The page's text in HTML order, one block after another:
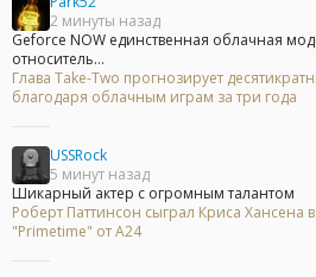
2 минуты назад
Geforce NOW единственная облачная
относитель...
Глава Take-Two прогнозирует
благодаря облачным играм за три года
USSRock
5 минут назад
Шикарный актер с огромным талантом
Роберт Паттинсон сыграл Криса Хансена
"Primetime" от A24